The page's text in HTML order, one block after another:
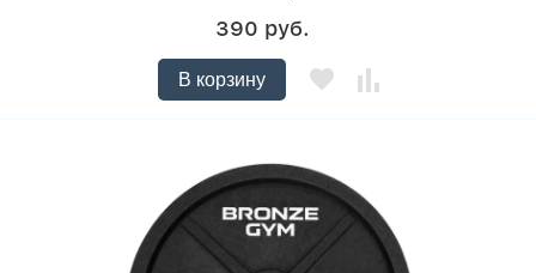
390 руб.
В корзину